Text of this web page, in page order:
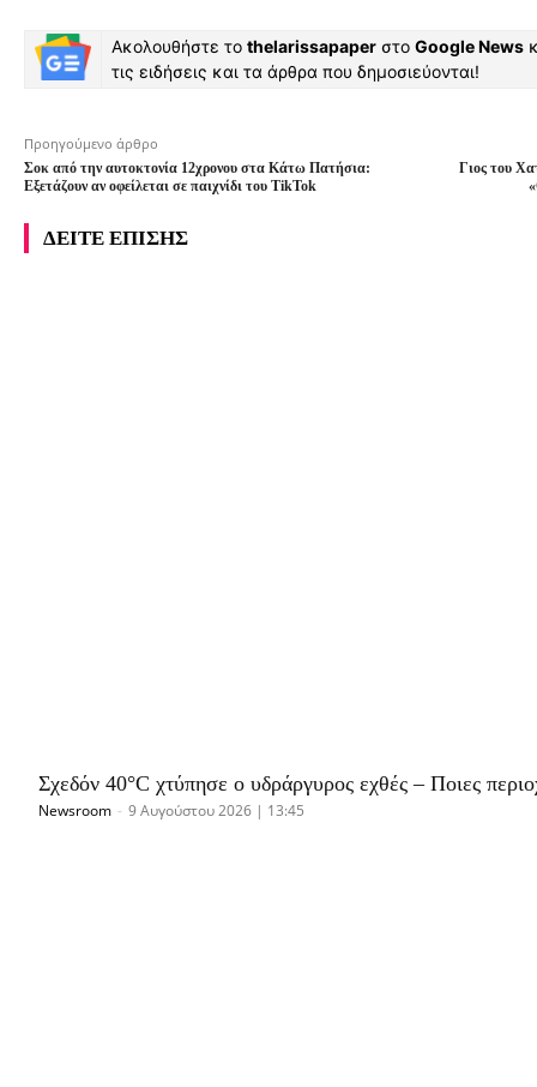
Ακολουθήστε το thelarissapaper στο Google News
τις ειδήσεις και τα άρθρα που δημοσιεύονται!
Προηγούμενο άρθρο
Σοκ από την αυτοκτονία 12χρονου στα Κάτω Πατήσια:
Εξετάζουν αν οφείλεται σε παιχνίδι του TikTok
Γιος του
ΔΕΙΤΕ ΕΠΙΣΗΣ
Σχεδόν 40°C χτύπησε ο υδράργυρος εχθές – Ποιες
Newsroom - 9 Αυγούστου 2026 | 13:45